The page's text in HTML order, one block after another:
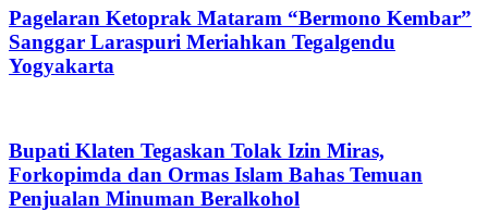
Pagelaran Ketoprak Mataram “Bermono Kembar”
Sanggar Laraspuri Meriahkan Tegalgendu
Yogyakarta
Bupati Klaten Tegaskan Tolak Izin Miras,
Forkopimda dan Ormas Islam Bahas Temuan
Penjualan Minuman Beralkohol